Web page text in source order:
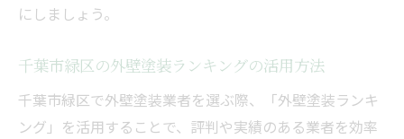
にしましょう。
千葉市緑区の外壁塗装ランキングの活用方法
千葉市緑区で外壁塗装業者を選ぶ際、「外壁塗装ランキ
ング」を活用することで、評判や実績のある業者を効率